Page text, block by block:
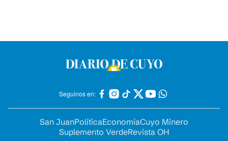
Seguinos en:
San JuanPolíticaEconomíaCuyo Minero
Suplemento VerdeRevista OH